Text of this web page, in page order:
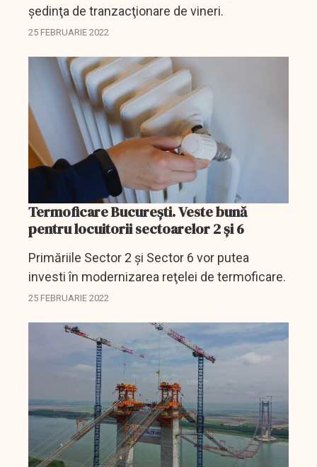
şedinţa de tranzacţionare de vineri.
25 FEBRUARIE 2022
Termoficare Bucureşti. Veste bună
pentru locuitorii sectoarelor 2 şi 6
Primăriile Sector 2 şi Sector 6 vor putea
investi în modernizarea reţelei de termoficare.
25 FEBRUARIE 2022